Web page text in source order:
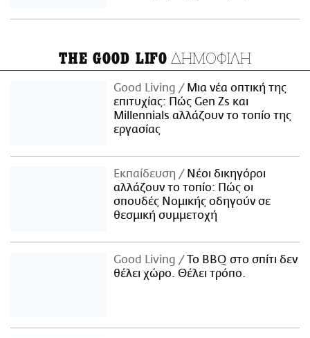
THE GOOD LIFO ΔΗΜΟΦΙΛΗ
Good Living
Μια νέα οπτική της
επιτυχίας: Πώς Gen Zs και
Millennials αλλάζουν το τοπίο της
εργασίας
Εκπαίδευση
Νέοι δικηγόροι
αλλάζουν το τοπίο: Πώς οι
σπουδές Νομικής οδηγούν σε
θεσμική συμμετοχή
Good Living
Το BBQ στο σπίτι δεν
θέλει χώρο. Θέλει τρόπο.